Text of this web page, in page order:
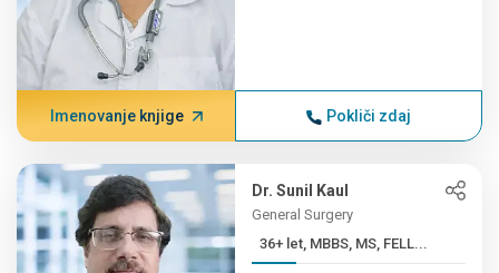
Imenovanje knjige Pokliči zdaj
Dr. Sunil Kaul
General Surgery
36+ let, MBBS, MS, FELL...